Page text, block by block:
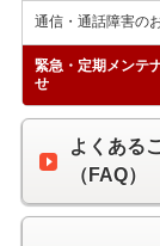
通信・通話障害の
緊急・定期メンテ
せ
よくある
（FAQ）